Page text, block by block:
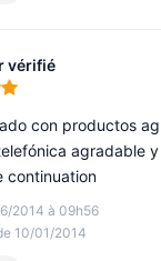
vérifié
5
2014 à 09h56
10/01/2014
con productos
agradable
continuation